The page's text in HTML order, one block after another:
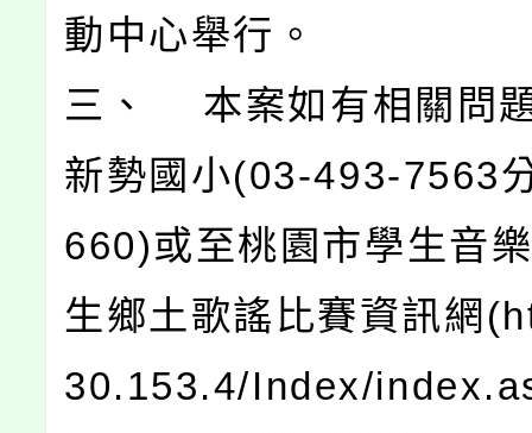
動中心舉行。
三、 本案如有相關問
新勢國小(03-493-7563
660)或至桃園市學生音
生鄉土歌謠比賽資訊網
30.153.4/Index/